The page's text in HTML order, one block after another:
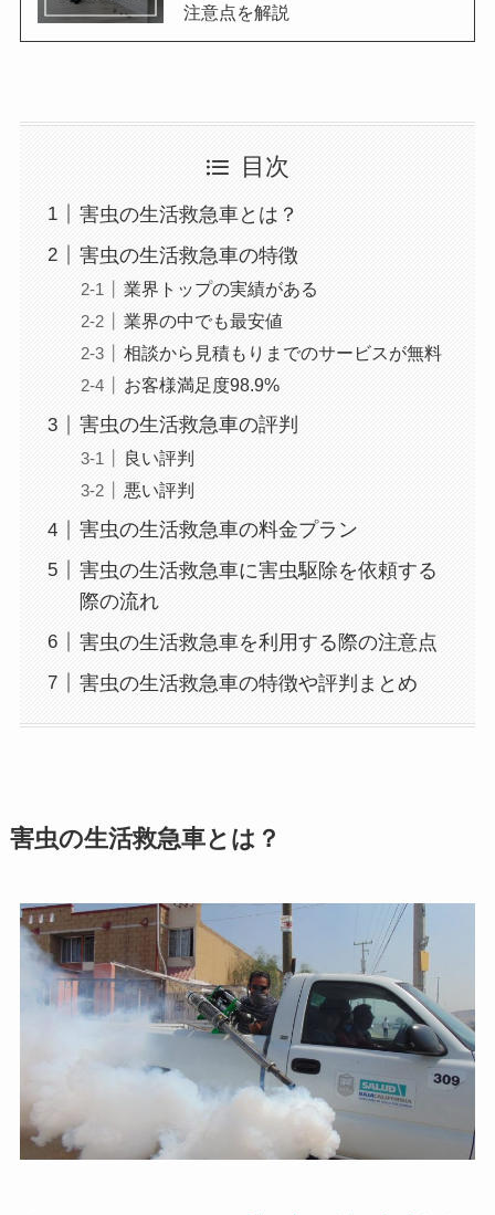
注意点を解説
目次
害虫の生活救急車とは？
害虫の生活救急車の特徴
業界トップの実績がある
業界の中でも最安値
相談から見積もりまでのサービスが無料
お客様満足度98.9%
害虫の生活救急車の評判
良い評判
悪い評判
害虫の生活救急車の料金プラン
害虫の生活救急車に害虫駆除を依頼する
際の流れ
害虫の生活救急車を利用する際の注意点
害虫の生活救急車の特徴や評判まとめ
害虫の生活救急車とは？